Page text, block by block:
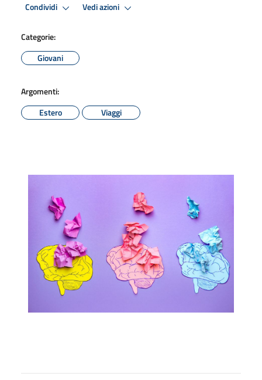
Condividi Vedi azioni
Categorie:
Giovani
Argomenti:
Estero
Viaggi